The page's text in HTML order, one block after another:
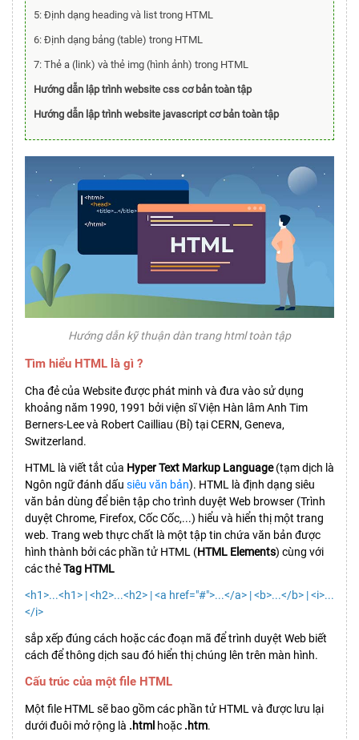
5: Định dạng heading và list trong HTML
6: Định dạng bảng (table) trong HTML
7: Thẻ a (link) và thẻ img (hình ảnh) trong HTML
Hướng dẫn lập trình website css cơ bản toàn tập
Hướng dẫn lập trình website javascript cơ bản toàn tập
Hướng dẫn kỹ thuận dàn trang html toàn tập
Tìm hiểu HTML là gì ?
Cha đẻ của Website được phát minh và đưa vào sử dụng
khoảng năm 1990, 1991 bởi viện sĩ Viện Hàn lâm Anh Tim
Berners-Lee và Robert Cailliau (Bỉ) tại CERN, Geneva,
Switzerland.
HTML là viết tắt của Hyper Text Markup Language(tạm dịch là
Ngôn ngữ đánh dấu siêu văn bản). HTML là định dạng siêu
văn bản dùng để biên tập cho trình duyệt Web browser (Trình
duyệt Chrome, Firefox, Cốc Cốc,...) hiểu và hiển thị một trang
web. Trang web thực chất là một tập tin chứa văn bản được
hình thành bởi các phần tử HTML (HTML Elements) cùng với
các thẻTag HTML
<h1>...<h1> | <h2>...<h2> | <a href="#">...</a> | <b>...</b> | <i>...
</i>
sắp xếp đúng cách hoặc các đoạn mã để trình duyệt Web biết
cách để thông dịch sau đó hiển thị chúng lên trên màn hình.
Cấu trúc của một file HTML
Một file HTML sẽ bao gồm các phần tử HTML và được lưu lại
dưới đuôi mở rộng là .html hoặc .htm.